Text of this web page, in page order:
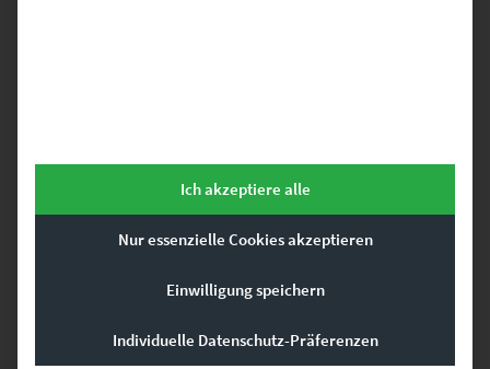
Dein Mercedes Wandbild. Hier findest Du hochwertige Fotografien,
online bestellt werden können – z.B. als Leinwand auf Keilrahmen,
Ich akzeptiere alle
Nur essenzielle Cookies akzeptieren
Einwilligung speichern
Individuelle Datenschutz-Präferenzen